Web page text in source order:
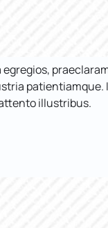
illustribus.